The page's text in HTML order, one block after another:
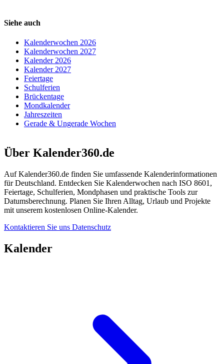
Siehe auch
Kalenderwochen 2026
Kalenderwochen 2027
Kalender 2026
Kalender 2027
Feiertage
Schulferien
Brückentage
Mondkalender
Jahreszeiten
Gerade & Ungerade Wochen
Über Kalender360.de
Auf Kalender360.de finden Sie umfassende Kalenderinformationen
für Deutschland. Entdecken Sie Kalenderwochen nach ISO 8601,
Feiertage, Schulferien, Mondphasen und praktische Tools zur
Datumsberechnung. Planen Sie Ihren Alltag, Urlaub und Projekte
mit unserem kostenlosen Online-Kalender.
Kontaktieren Sie uns Datenschutz
Kalender